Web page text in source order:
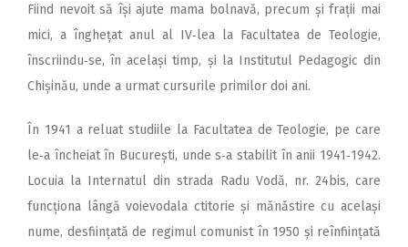
Fiind nevoit să își ajute mama bolnavă, precum și frații mai
mici, a înghețat anul al IV‑lea la Facultatea de Teologie,
înscriindu‑se, în același timp, și la Institutul Pedagogic din
Chișinău, unde a urmat cursurile primilor doi ani.
În 1941 a reluat studiile la Facultatea de Teologie, pe care
le‑a încheiat în București, unde s‑a stabilit în anii 1941‑1942.
Locuia la Internatul din strada Radu Vodă, nr. 24bis, care
funcționa lângă voievodala ctitorie și mănăstire cu același
nume, desființată de regimul comunist în 1950 și reînființată